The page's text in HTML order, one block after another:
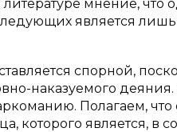
мнение, что
является лишь
спорной,
наказуемого
Полагаем,
которого является, в